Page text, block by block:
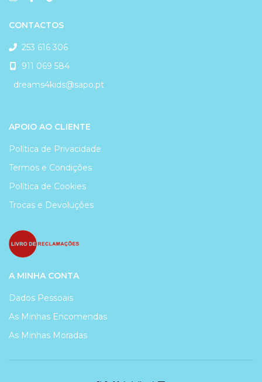
CONTACTOS
253 616 306
911 069 584
dreams4kids@sapo.pt
APOIO AO CLIENTE
Política de Privacidade
Termos e Condições
Política de Cookies
Trocas e Devoluções
A MINHA CONTA
Dados Pessoais
As Minhas Encomendas
As Minhas Moradas